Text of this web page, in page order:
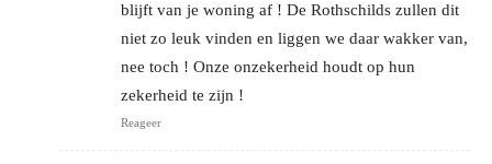
blijft van je woning af ! De Rothschilds zullen dit
niet zo leuk vinden en liggen we daar wakker van,
nee toch ! Onze onzekerheid houdt op hun
zekerheid te zijn !
Reageer